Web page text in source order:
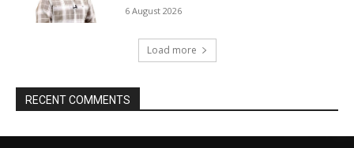
6 August 2026
Load more
RECENT COMMENTS